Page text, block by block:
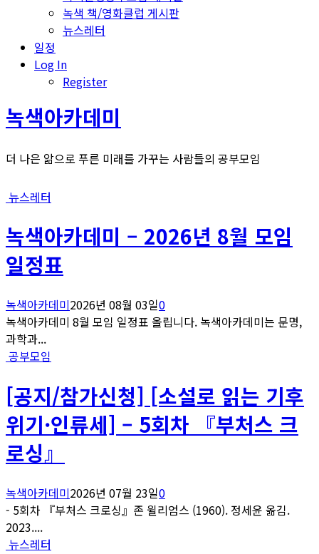
녹색 책/영화클럽 게시판
뉴스레터
일정
Log In
Register
녹색아카데미
더 나은 앎으로 푸른 미래를 가꾸는 사람들의 공부모임
뉴스레터
녹색아카데미 – 2026년 8월 모임
일정표
녹색아카데미2026년 08월 03일0
녹색아카데미 8월 모임 일정표 올립니다. 녹색아카데미는 문명,
과학과...
공부모임
[공지/참가신청] [소설로 읽는 기후
위기·인류세] – 5회차 『부처스 크
로싱』
녹색아카데미2026년 07월 23일0
- 5회차 『부처스 크로싱』존 윌리엄스 (1960). 정세윤 옮김.
2023....
뉴스레터